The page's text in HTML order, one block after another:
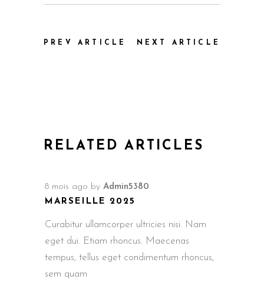
PREV ARTICLE NEXT ARTICLE
RELATED ARTICLES
8 mois ago by Admin5380
MARSEILLE 2025
Curabitur ullamcorper ultricies nisi. Nam
eget dui. Etiam rhoncus. Maecenas
tempus, tellus eget condimentum rhoncus,
sem quam